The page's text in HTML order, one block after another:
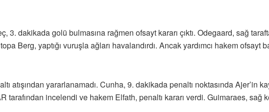
3. dakikada golü bulmasına rağmen ofsayt kararı çıktı. Odegaard, sağ
Berg, yaptığı vuruşla ağları havalandırdı. Ancak yardımcı hakem ofsayt
atışından yararlanamadı. Cunha, 9. dakikada penaltı noktasında Ajer’in
tarafından incelendi ve hakem Elfath, penaltı kararı verdi. Guimaraes,